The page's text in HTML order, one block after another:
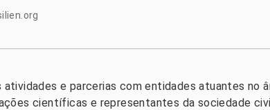
e parcerias com entidades atuantes no
científicas e representantes da sociedade